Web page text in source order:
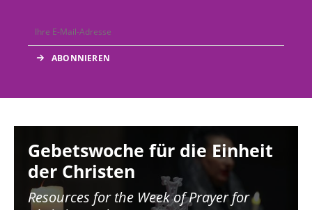
Gebetswoche für die Einheit
der Christen
Resources for the Week of Prayer for